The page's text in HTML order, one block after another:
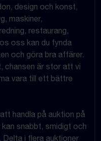
design och konst,
maskiner,
restaurang,
oss kan du fynda
och göra bra affärer.
chansen är stor att vi
vara till ett bättre
handla på auktion på
snabbt, smidigt och
Delta i flera auktioner